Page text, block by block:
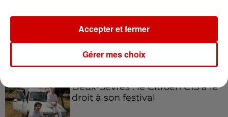
la177eplacede la liste avec "One More Time", hit sorti
Infos
Deux-Sèvres : le Citroën C15 a le
droit à son festival
Gérer mes choix
Accepter et fermer